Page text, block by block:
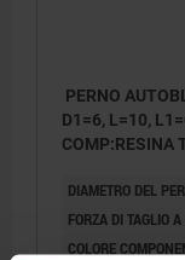
PERNO
D1=6, L=10,
COMP:RESINA
DIAMETRO DEL
FORZA DI TAGLIO
COLORE